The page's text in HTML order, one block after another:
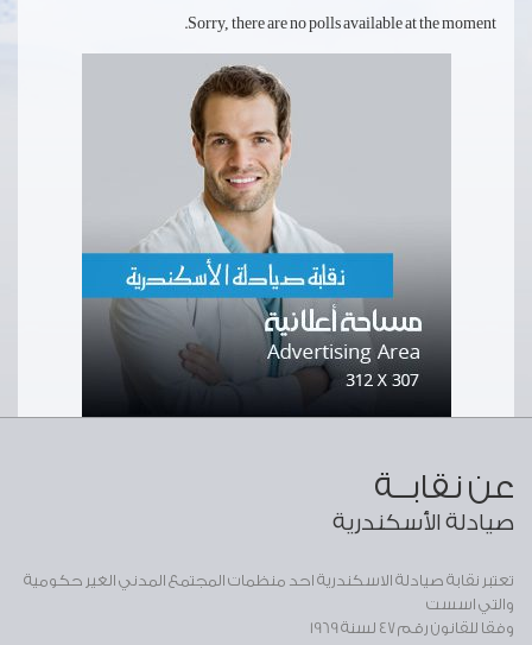
Sorry, there are no polls available at the moment.
عن نقابــة
صيادلة الأسكندرية
تعتبر نقابة صيادلة الاسكندرية احد منظمات المجتمع المدني الغير حكومية
والتي اسست
وفقا للقانون رقم 47 لسنة 1969